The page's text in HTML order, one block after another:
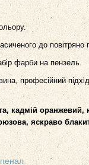
до повітряно
фарби на пензель.
професійний
кадмій оранжевий,
яскраво